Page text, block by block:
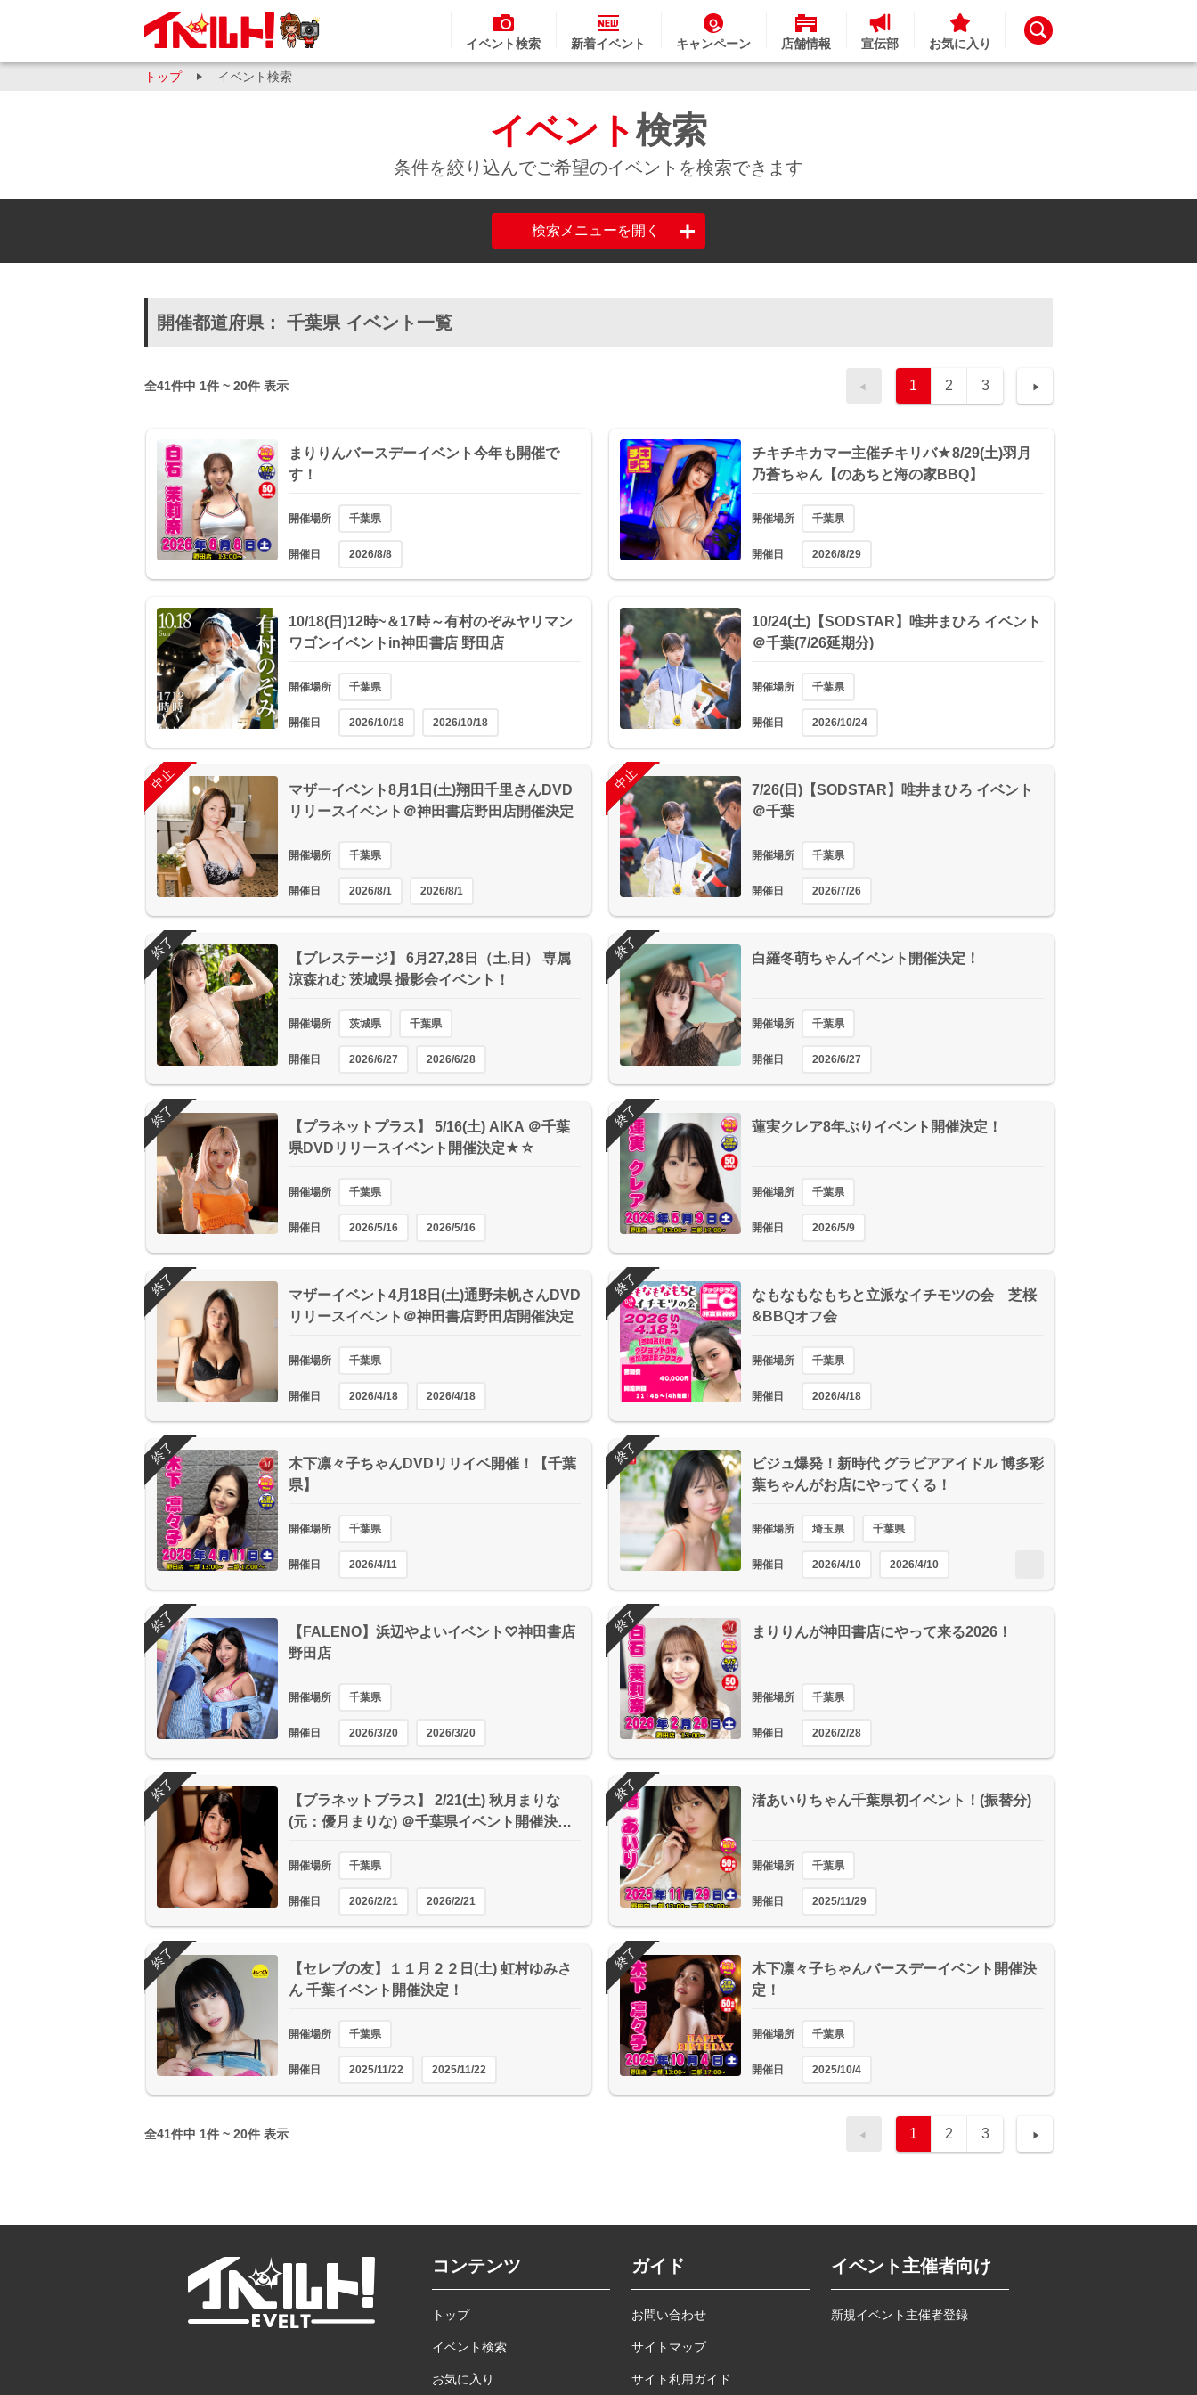
イベント検索 新着イベント キャンペーン 店舗情報 宣伝部 お気に入り
トップ イベント検索
イベント検索
条件を絞り込んでご希望のイベントを検索できます
検索メニューを開く
開催都道府県： 千葉県 イベント一覧
全41件中 1件 ~ 20件 表示 1 2 3
まりりんバースデーイベント今年も開催で
す！
開催場所 千葉県
開催日 2026/8/8
チキチキカマー主催チキリバ★8/29(土)羽月
乃蒼ちゃん【のあちと海の家BBQ】
開催場所 千葉県
開催日 2026/8/29
10/18(日)12時~＆17時～有村のぞみヤリマン
ワゴンイベントin神田書店 野田店
開催場所 千葉県
開催日 2026/10/18 2026/10/18
10/24(土)【SODSTAR】唯井まひろ イベント
＠千葉(7/26延期分)
開催場所 千葉県
開催日 2026/10/24
マザーイベント8月1日(土)翔田千里さんDVD
リリースイベント＠神田書店野田店開催決定
開催場所 千葉県
開催日 2026/8/1 2026/8/1
終了
中止
7/26(日)【SODSTAR】唯井まひろ イベント
＠千葉
開催場所 千葉県
開催日 2026/7/26
終了
中止
【プレステージ】 6月27,28日（土,日） 専属
涼森れむ 茨城県 撮影会イベント！
開催場所 茨城県 千葉県
開催日 2026/6/27 2026/6/28
終了 白羅冬萌ちゃんイベント開催決定！
開催場所 千葉県
開催日 2026/6/27
終了
【プラネットプラス】 5/16(土) AIKA ＠千葉
県DVDリリースイベント開催決定★☆
開催場所 千葉県
開催日 2026/5/16 2026/5/16
終了 蓮実クレア8年ぶりイベント開催決定！
開催場所 千葉県
開催日 2026/5/9
終了
マザーイベント4月18日(土)通野未帆さんDVD
リリースイベント＠神田書店野田店開催決定
開催場所 千葉県
開催日 2026/4/18 2026/4/18
終了
なもなもなもちと立派なイチモツの会 芝桜
&BBQオフ会
開催場所 千葉県
開催日 2026/4/18
終了
木下凛々子ちゃんDVDリリイベ開催！【千葉
県】
開催場所 千葉県
開催日 2026/4/11
終了
ビジュ爆発！新時代 グラビアアイドル 博多彩
葉ちゃんがお店にやってくる！
開催場所 埼玉県 千葉県
開催日 2026/4/10 2026/4/10
終了
【FALENO】浜辺やよいイベント♡神田書店
野田店
開催場所 千葉県
開催日 2026/3/20 2026/3/20
終了 まりりんが神田書店にやって来る2026！
開催場所 千葉県
開催日 2026/2/28
終了
【プラネットプラス】 2/21(土) 秋月まりな
(元：優月まりな) ＠千葉県イベント開催決…
開催場所 千葉県
開催日 2026/2/21 2026/2/21
終了 渚あいりちゃん千葉県初イベント！(振替分)
開催場所 千葉県
開催日 2025/11/29
終了
【セレブの友】１１月２２日(土) 虹村ゆみさ
ん 千葉イベント開催決定！
開催場所 千葉県
開催日 2025/11/22 2025/11/22
終了
木下凛々子ちゃんバースデーイベント開催決
定！
開催場所 千葉県
開催日 2025/10/4
終了
全41件中 1件 ~ 20件 表示 1 2 3
コンテンツ
トップ
イベント検索
お気に入り
ガイド
お問い合わせ
サイトマップ
サイト利用ガイド
イベント主催者向け
新規イベント主催者登録